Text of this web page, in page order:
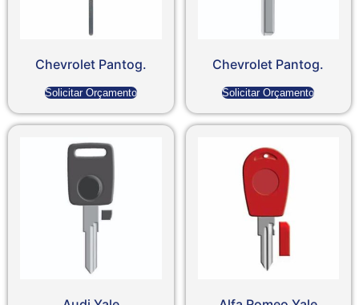
Chevrolet Pantog.
Solicitar Orçamento
Chevrolet Pantog.
Solicitar Orçamento